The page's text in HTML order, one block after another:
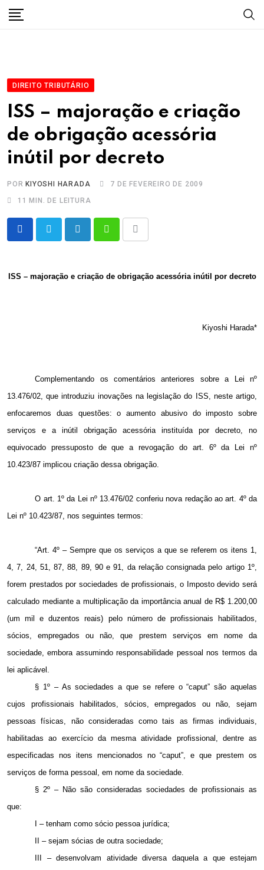
Skip
DIREITO TRIBUTÁRIO
ISS – majoração e criação
de obrigação acessória
inútil por decreto
POR KIYOSHI HARADA
7 DE FEVEREIRO DE 2009
11 MIN. DE LEITURA
ISS – majoração e criação de obrigação acessória inútil por decreto
Kiyoshi Harada*
Complementando os comentários anteriores sobre a Lei nº
13.476/02, que introduziu inovações na legislação do ISS, neste artigo,
enfocaremos duas questões: o aumento abusivo do imposto sobre
serviços e a inútil obrigação acessória instituída por decreto, no
equivocado pressuposto de que a revogação do art. 6º da Lei nº
10.423/87 implicou criação dessa obrigação.
O art. 1º da Lei nº 13.476/02 conferiu nova redação ao art. 4º da
Lei nº 10.423/87, nos seguintes termos:
“Art. 4º – Sempre que os serviços a que se referem os itens 1,
4, 7, 24, 51, 87, 88, 89, 90 e 91, da relação consignada pelo artigo 1º,
forem prestados por sociedades de profissionais, o Imposto devido será
calculado mediante a multiplicação da importância anual de R$ 1.200,00
(um mil e duzentos reais) pelo número de profissionais habilitados,
sócios, empregados ou não, que prestem serviços em nome da
sociedade, embora assumindo responsabilidade pessoal nos termos da
lei aplicável.
§ 1º – As sociedades a que se refere o “caput” são aquelas
cujos profissionais habilitados, sócios, empregados ou não, sejam
pessoas físicas, não consideradas como tais as firmas individuais,
habilitadas ao exercício da mesma atividade profissional, dentre as
especificadas nos itens mencionados no “caput”, e que prestem os
serviços de forma pessoal, em nome da sociedade.
§ 2º – Não são consideradas sociedades de profissionais as
que:
I – tenham como sócio pessoa jurídica;
II – sejam sócias de outra sociedade;
III – desenvolvam atividade diversa daquela a que estejam